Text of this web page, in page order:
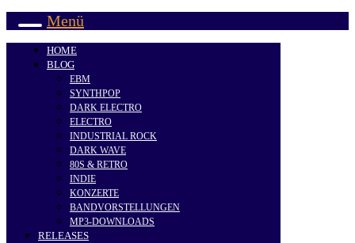
Menü
HOME
BLOG
EBM
SYNTHPOP
DARK ELECTRO
ELECTRO
INDUSTRIAL ROCK
DARK WAVE
80S & RETRO
INDIE
KONZERTE
BANDVORSTELLUNGEN
MP3-DOWNLOADS
RELEASES